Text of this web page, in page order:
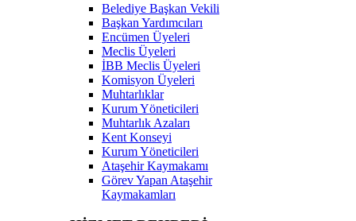
Belediye Başkan Vekili
Başkan Yardımcıları
Encümen Üyeleri
Meclis Üyeleri
İBB Meclis Üyeleri
Komisyon Üyeleri
Muhtarlıklar
Kurum Yöneticileri
Muhtarlık Azaları
Kent Konseyi
Kurum Yöneticileri
Ataşehir Kaymakamı
Görev Yapan Ataşehir
Kaymakamları